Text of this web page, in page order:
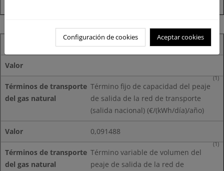
Términos de transporte del gas natural
Valor
Término fijo de capacidad del peaje
de salida de la red de transporte
(salida nacional) (€/(kWh/día)/año)
(1)
0,091488
Término variable de volumen del
peaje de salida de la red de
(1)
Configuración de cookies Aceptar cookies